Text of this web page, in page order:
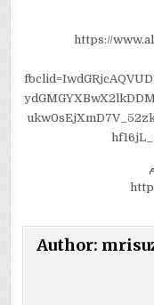
https://
Author: